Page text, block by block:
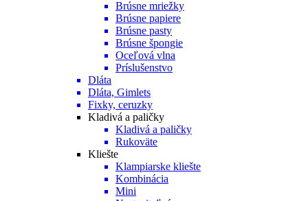
Brúsne mriežky
Brúsne papiere
Brúsne pasty
Brúsne špongie
Oceľová vlna
Príslušenstvo
Dláta
Dláta, Gimlets
Fixky, ceruzky
Kladivá a paličky
Kladivá a paličky
Rukoväte
Kliešte
Klampiarske kliešte
Kombinácia
Mini